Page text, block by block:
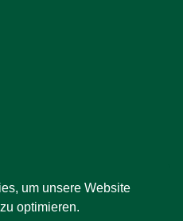
um unsere Website
optimieren.